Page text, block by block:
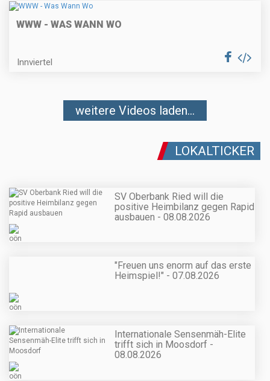
WWW - WAS WANN WO
Innviertel
weitere Videos laden...
LOKALTICKER
SV Oberbank Ried will die
positive Heimbilanz gegen Rapid
ausbauen - 08.08.2026
"Freuen uns enorm auf das erste
Heimspiel!" - 07.08.2026
Internationale Sensenmäh-Elite
trifft sich in Moosdorf -
08.08.2026